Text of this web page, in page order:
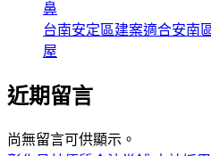
鼻
台南安定區建案適合安南
屋
近期留言
尚無留言可供顯示。